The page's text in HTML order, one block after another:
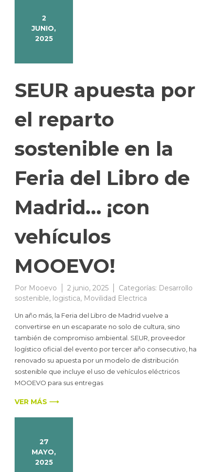
2
JUNIO,
2025
SEUR apuesta por
el reparto
sostenible en la
Feria del Libro de
Madrid… ¡con
vehículos
MOOEVO!
Por Mooevo 2 junio, 2025 Categorías: Desarrollo
sostenible, logistica, Movilidad Electrica
Un año más, la Feria del Libro de Madrid vuelve a
convertirse en un escaparate no solo de cultura, sino
también de compromiso ambiental. SEUR, proveedor
logístico oficial del evento por tercer año consecutivo, ha
renovado su apuesta por un modelo de distribución
sostenible que incluye el uso de vehículos eléctricos
MOOEVO para sus entregas
VER MÁS ⟶
27
MAYO,
2025